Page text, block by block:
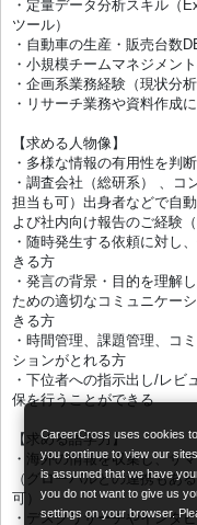
CareerCross uses cookies
you continue to view our
is assumed that we have
you do not want to give us
settings on your browser.
・定量データ分析スキル（
ツール）
・自動車の生産・販売台数
・小規模チームマネジメン
・企画系業務経験（現状分
・リサーチ業務や資料作成
【求める人物像】
・多様な情報の有用性を判
・調査会社（総研系） 、コ
担当も可）出身者などで自
よび社内向け報告のご経験
・随時発生する依頼に対し
きる方
・発言の背景・目的を理解
ための適切なコミュニケー
きる方
・時間管理、課題管理、コ
ションがとれる方
・下位者への指示出し/レビ
保を行うことができる
【求める語学力】
・海外の情報を収集し、サ
（グローバルとの連携もあ
可）
・デスクリサーチやインタ